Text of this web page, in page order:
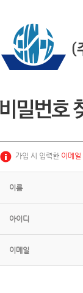
가입 시 입력한 이메일
이름
아이디
이메일